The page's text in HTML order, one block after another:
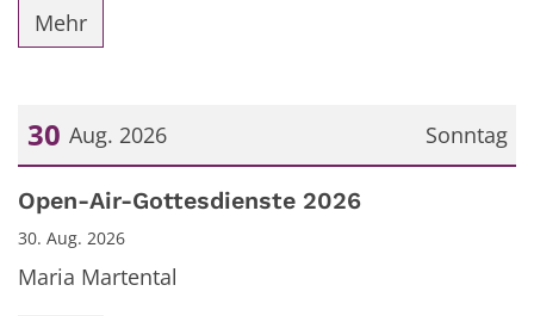
Mehr
Sonntag
30 Aug. 2026
Datum: 30. August 2026
Open-Air-Gottesdienste 2026
30. Aug. 2026
Maria Martental